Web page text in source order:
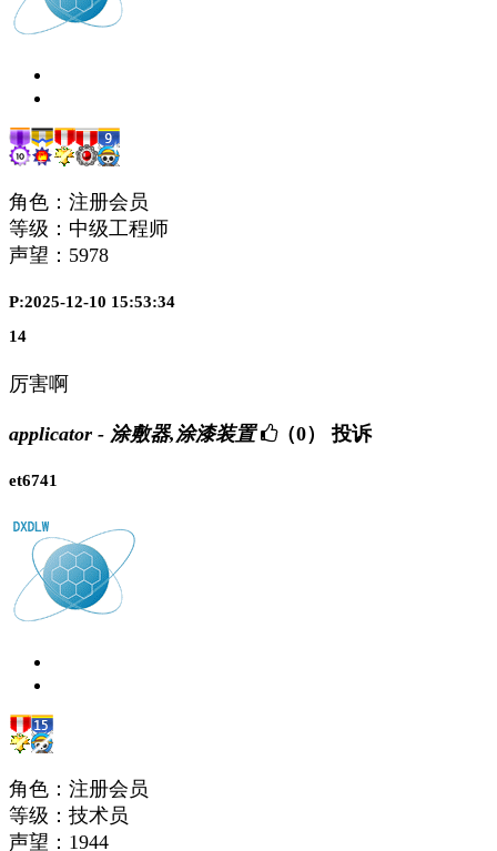
角色：注册会员
等级：中级工程师
声望： 5978
P:2025-12-10 15:53:34
14
厉害啊
applicator - 涂敷器,涂漆装置 （0） 投诉
et6741
角色：注册会员
等级：技术员
声望： 1944